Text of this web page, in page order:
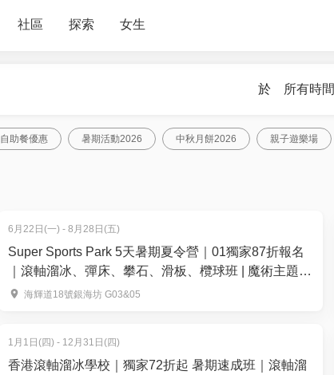
社區 探索 女生
於 所有時間
自助餐優惠 暑期活動2026 中秋月餅2026 親子遊樂場
6月22日(一) - 8月28日(五)
Super Sports Park 5天暑期夏令營｜01獨家87折報名
｜滾軸溜冰、彈床、攀石、滑板、欖球班 | 魔術主題教
學及全英語互動 | 大角咀
海輝道18號銀海坊 G03&05
1月1日(四) - 12月31日(四)
香港滾軸溜冰學校｜獨家72折起 暑期速成班｜滾軸溜